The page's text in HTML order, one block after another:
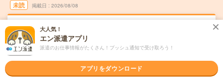
未読 掲載日 2026/08/08
1550円！コツコツ1人事務！慣れたら在宅
も！社員化あり〇
交通費別途支給あり
大人気！
エン派遣アプリ
派遣のお仕事情報がたくさん！プッシュ通知で受け取ろう！
アプリをダウンロード